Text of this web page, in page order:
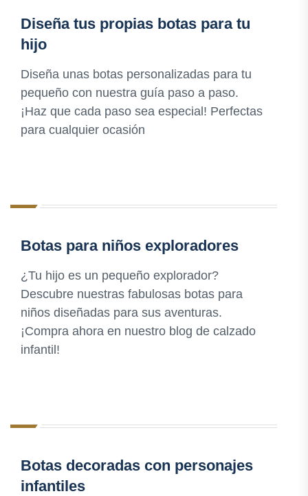
Diseña tus propias botas para tu
hijo
Diseña unas botas personalizadas para tu
pequeño con nuestra guía paso a paso.
¡Haz que cada paso sea especial! Perfectas
para cualquier ocasión
Botas para niños exploradores
¿Tu hijo es un pequeño explorador?
Descubre nuestras fabulosas botas para
niños diseñadas para sus aventuras.
¡Compra ahora en nuestro blog de calzado
infantil!
Botas decoradas con personajes
infantiles